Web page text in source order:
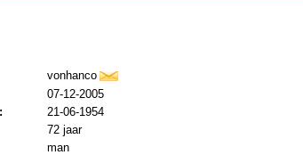
vonhanco
07-12-2005
21-06-1954
72 jaar
man